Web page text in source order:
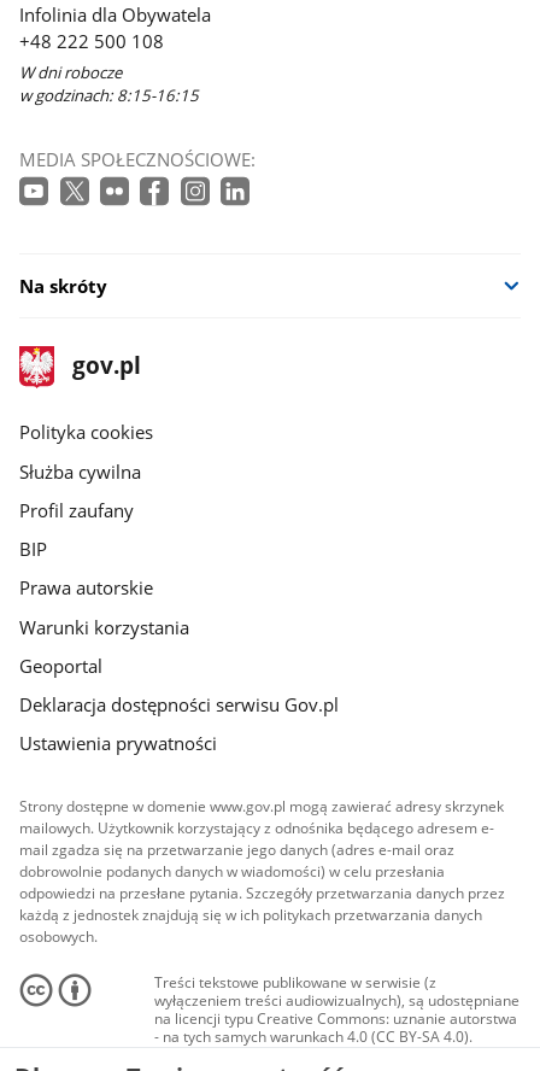
Infolinia dla Obywatela
+48 222 500 108
W dni robocze
w godzinach: 8:15-16:15
MEDIA SPOŁECZNOŚCIOWE:
Na skróty
stopka
gov.pl
Strona
gov.pl
gov.pl
Polityka cookies
Służba cywilna
Profil zaufany
BIP
Prawa autorskie
Warunki korzystania
Geoportal
Deklaracja dostępności serwisu Gov.pl
Ustawienia prywatności
Strony dostępne w domenie www.gov.pl mogą zawierać adresy skrzynek
mailowych. Użytkownik korzystający z odnośnika będącego adresem e-
mail zgadza się na przetwarzanie jego danych (adres e-mail oraz
dobrowolnie podanych danych w wiadomości) w celu przesłania
odpowiedzi na przesłane pytania. Szczegóły przetwarzania danych przez
każdą z jednostek znajdują się w ich politykach przetwarzania danych
osobowych.
Treści tekstowe publikowane w serwisie (z
wyłączeniem treści audiowizualnych), są udostępniane
na licencji typu Creative Commons: uznanie autorstwa
- na tych samych warunkach 4.0 (CC BY-SA 4.0).
Materiały audiowizualne, w tym zdjęcia, materiały